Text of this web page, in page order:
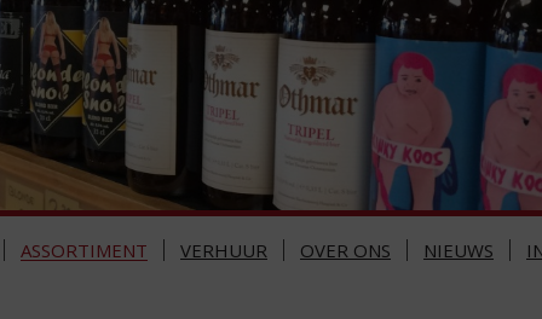
ASSORTIMENT VERHUUR OVER ONS NIEUWS